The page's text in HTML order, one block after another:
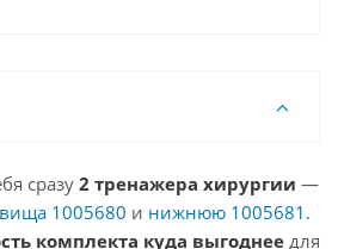
сразу 2 тренажера хирургии —
1005680 и нижнюю 1005681.
комплекта куда выгоднее для